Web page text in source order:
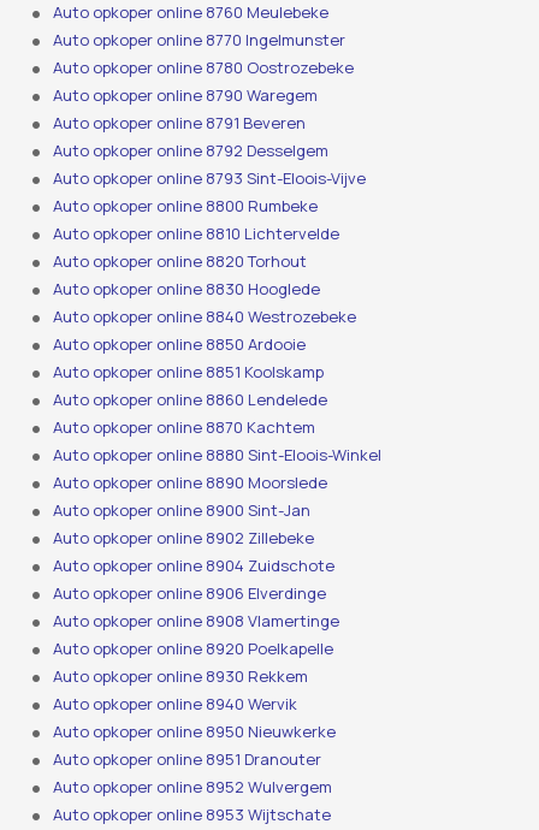
Auto opkoper online 8760 Meulebeke
Auto opkoper online 8770 Ingelmunster
Auto opkoper online 8780 Oostrozebeke
Auto opkoper online 8790 Waregem
Auto opkoper online 8791 Beveren
Auto opkoper online 8792 Desselgem
Auto opkoper online 8793 Sint-Eloois-Vijve
Auto opkoper online 8800 Rumbeke
Auto opkoper online 8810 Lichtervelde
Auto opkoper online 8820 Torhout
Auto opkoper online 8830 Hooglede
Auto opkoper online 8840 Westrozebeke
Auto opkoper online 8850 Ardooie
Auto opkoper online 8851 Koolskamp
Auto opkoper online 8860 Lendelede
Auto opkoper online 8870 Kachtem
Auto opkoper online 8880 Sint-Eloois-Winkel
Auto opkoper online 8890 Moorslede
Auto opkoper online 8900 Sint-Jan
Auto opkoper online 8902 Zillebeke
Auto opkoper online 8904 Zuidschote
Auto opkoper online 8906 Elverdinge
Auto opkoper online 8908 Vlamertinge
Auto opkoper online 8920 Poelkapelle
Auto opkoper online 8930 Rekkem
Auto opkoper online 8940 Wervik
Auto opkoper online 8950 Nieuwkerke
Auto opkoper online 8951 Dranouter
Auto opkoper online 8952 Wulvergem
Auto opkoper online 8953 Wijtschate